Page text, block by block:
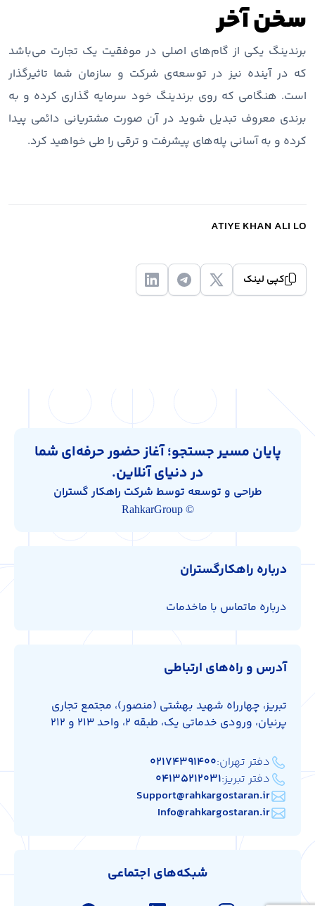
سخن آخر
برندینگ یکی از گام‌های اصلی در موفقیت یک تجارت می‌باشد
که در آینده نیز در توسعه‌ی شرکت و سازمان شما تاثیرگذار
است. هنگامی که روی برندینگ خود سرمایه گذاری کرده و به
برندی معروف تبدیل شوید در آن صورت مشتریانی دائمی پیدا
کرده و به آسانی پله‌های پیشرفت و ترقی را طی خواهید کرد.
ATIYE KHAN ALI LO
کپی لینک
پایان مسیر جستجو؛ آغاز حضور حرفه‌ای شما
در دنیای آنلاین.
طراحی و توسعه توسط شرکت راهکار گستران
© RahkarGroup
درباره راهکارگستران
درباره ماتماس با ماخدمات
آدرس و راه‌های ارتباطی
تبریز، چهارراه شهید بهشتی (منصور)، مجتمع تجاری
پرنیان، ورودی خدماتی یک، طبقه 2، واحد 213 و 212
دفتر تهران:۰۲۱۷۴۳۹۱۴۰۰
دفتر تبریز:۰۴۱۳۵۲۱۲۰۳۱
Support@rahkargostaran.ir
Info@rahkargostaran.ir
شبکه‌های اجتماعی